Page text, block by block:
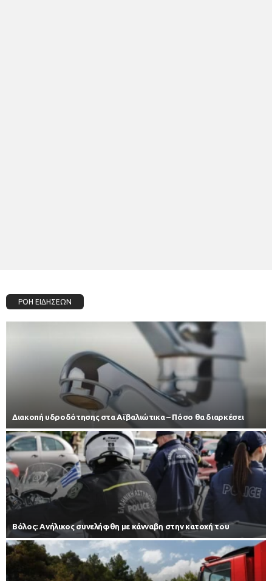
ΡΟΗ ΕΙΔΗΣΕΩΝ
Διακοπή υδροδότησης στα Αϊβαλιώτικα – Πόσο θα διαρκέσει
Βόλος: Ανήλικος συνελήφθη με κάνναβη στην κατοχή του